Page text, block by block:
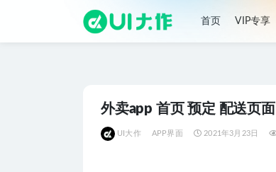
首页 VIP专享
外卖app 首页 预定 配送页
UI大作 APP界面 2021年3月23日